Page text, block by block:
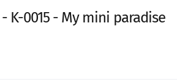
K-0015 - My mini paradise